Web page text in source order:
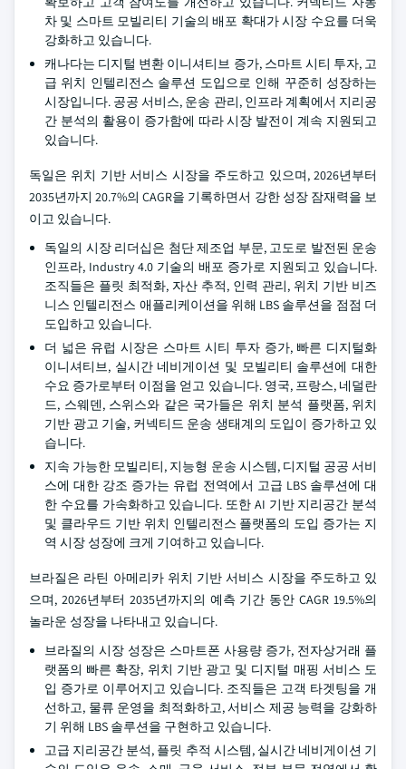
차 및 스마트 모빌리티 기술의 배포 확대가 시장 수요를 더욱
강화하고 있습니다.
캐나다는 디지털 변환 이니셔티브 증가, 스마트 시티 투자, 고
급 위치 인텔리전스 솔루션 도입으로 인해 꾸준히 성장하는
시장입니다. 공공 서비스, 운송 관리, 인프라 계획에서 지리공
간 분석의 활용이 증가함에 따라 시장 발전이 계속 지원되고
있습니다.
독일은 위치 기반 서비스 시장을 주도하고 있으며, 2026년부터
2035년까지 20.7%의 CAGR을 기록하면서 강한 성장 잠재력을 보
이고 있습니다.
독일의 시장 리더십은 첨단 제조업 부문, 고도로 발전된 운송
인프라, Industry 4.0 기술의 배포 증가로 지원되고 있습니다.
조직들은 플릿 최적화, 자산 추적, 인력 관리, 위치 기반 비즈
니스 인텔리전스 애플리케이션을 위해 LBS 솔루션을 점점 더
도입하고 있습니다.
더 넓은 유럽 시장은 스마트 시티 투자 증가, 빠른 디지털화
이니셔티브, 실시간 네비게이션 및 모빌리티 솔루션에 대한
수요 증가로부터 이점을 얻고 있습니다. 영국, 프랑스, 네덜란
드, 스웨덴, 스위스와 같은 국가들은 위치 분석 플랫폼, 위치
기반 광고 기술, 커넥티드 운송 생태계의 도입이 증가하고 있
습니다.
지속 가능한 모빌리티, 지능형 운송 시스템, 디지털 공공 서비
스에 대한 강조 증가는 유럽 전역에서 고급 LBS 솔루션에 대
한 수요를 가속화하고 있습니다. 또한 AI 기반 지리공간 분석
및 클라우드 기반 위치 인텔리전스 플랫폼의 도입 증가는 지
역 시장 성장에 크게 기여하고 있습니다.
브라질은 라틴 아메리카 위치 기반 서비스 시장을 주도하고 있
으며, 2026년부터 2035년까지의 예측 기간 동안 CAGR 19.5%의
놀라운 성장을 나타내고 있습니다.
브라질의 시장 성장은 스마트폰 사용량 증가, 전자상거래 플
랫폼의 빠른 확장, 위치 기반 광고 및 디지털 매핑 서비스 도
입 증가로 이루어지고 있습니다. 조직들은 고객 타겟팅을 개
선하고, 물류 운영을 최적화하고, 서비스 제공 능력을 강화하
기 위해 LBS 솔루션을 구현하고 있습니다.
고급 지리공간 분석, 플릿 추적 시스템, 실시간 네비게이션 기